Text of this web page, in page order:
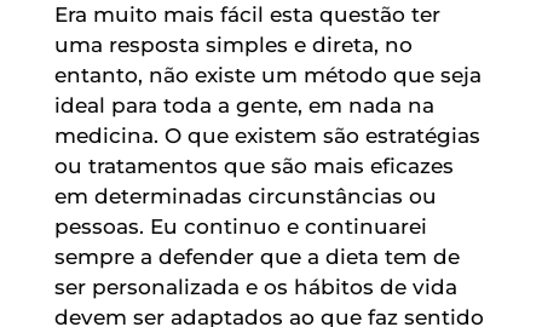
Era muito mais fácil esta questão ter
uma resposta simples e direta, no
entanto, não existe um método que seja
ideal para toda a gente, em nada na
medicina. O que existem são estratégias
ou tratamentos que são mais eficazes
em determinadas circunstâncias ou
pessoas. Eu continuo e continuarei
sempre a defender que a dieta tem de
ser personalizada e os hábitos de vida
devem ser adaptados ao que faz sentido